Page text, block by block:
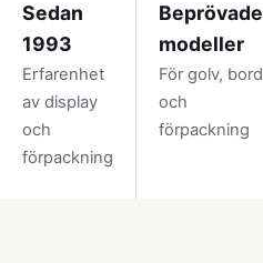
Sedan
1993
Erfarenhet
av display
och
förpackning
Beprövade
modeller
För golv, bord
och
förpackning